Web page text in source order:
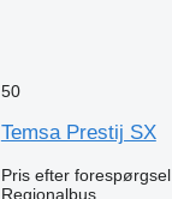
50
Temsa Prestij SX
Pris efter forespørgsel
Regionalbus